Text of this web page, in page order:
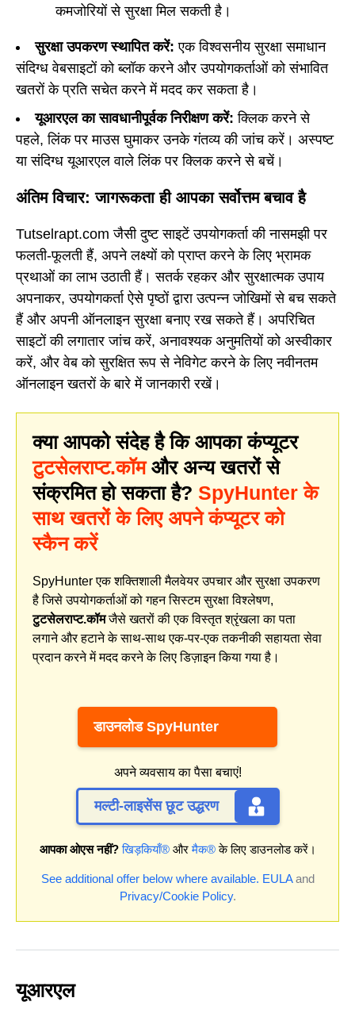
कमजोरियों से सुरक्षा मिल सकती है।
सुरक्षा उपकरण स्थापित करें: एक विश्वसनीय सुरक्षा समाधान
संदिग्ध वेबसाइटों को ब्लॉक करने और उपयोगकर्ताओं को संभावित
खतरों के प्रति सचेत करने में मदद कर सकता है।
यूआरएल का सावधानीपूर्वक निरीक्षण करें: क्लिक करने से
पहले, लिंक पर माउस घुमाकर उनके गंतव्य की जांच करें। अस्पष्ट
या संदिग्ध यूआरएल वाले लिंक पर क्लिक करने से बचें।
अंतिम विचार: जागरूकता ही आपका सर्वोत्तम बचाव है
Tutselrapt.com जैसी दुष्ट साइटें उपयोगकर्ता की नासमझी पर
फलती-फूलती हैं, अपने लक्ष्यों को प्राप्त करने के लिए भ्रामक
प्रथाओं का लाभ उठाती हैं। सतर्क रहकर और सुरक्षात्मक उपाय
अपनाकर, उपयोगकर्ता ऐसे पृष्ठों द्वारा उत्पन्न जोखिमों से बच सकते
हैं और अपनी ऑनलाइन सुरक्षा बनाए रख सकते हैं। अपरिचित
साइटों की लगातार जांच करें, अनावश्यक अनुमतियों को अस्वीकार
करें, और वेब को सुरक्षित रूप से नेविगेट करने के लिए नवीनतम
ऑनलाइन खतरों के बारे में जानकारी रखें।
क्या आपको संदेह है कि आपका कंप्यूटर
टुटसेलराप्ट.कॉमऔर अन्य खतरों से
संक्रमित हो सकता है? SpyHunter के
साथ खतरों के लिए अपने कंप्यूटर को
स्कैन करें
SpyHunter एक शक्तिशाली मैलवेयर उपचार और सुरक्षा उपकरण
है जिसे उपयोगकर्ताओं को गहन सिस्टम सुरक्षा विश्लेषण,
टुटसेलराप्ट.कॉमजैसे खतरों की एक विस्तृत श्रृंखला का पता
लगाने और हटाने के साथ-साथ एक-पर-एक तकनीकी सहायता सेवा
प्रदान करने में मदद करने के लिए डिज़ाइन किया गया है।
डाउनलोड SpyHunter
अपने व्यवसाय का पैसा बचाएं!
मल्टी-लाइसेंस छूट उद्धरण
आपका ओएस नहीं? खिड़कियाँ®औरमैक®के लिए डाउनलोड करें।
See additional offer below where available. EULAand
Privacy/Cookie Policy.
यूआरएल